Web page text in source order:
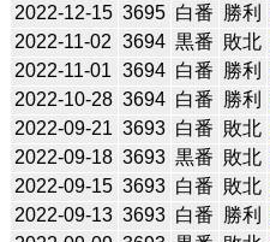
2022-12-15 3695 白番 勝利
2022-11-02 3694 黒番 敗北
2022-11-01 3694 白番 勝利
2022-10-28 3694 白番 勝利
2022-09-21 3693 白番 敗北
2022-09-18 3693 黒番 敗北
2022-09-15 3693 白番 敗北
2022-09-13 3693 白番 勝利